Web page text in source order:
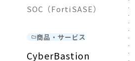
SOC（FortiSASE）
商品・サービス
CyberBastion